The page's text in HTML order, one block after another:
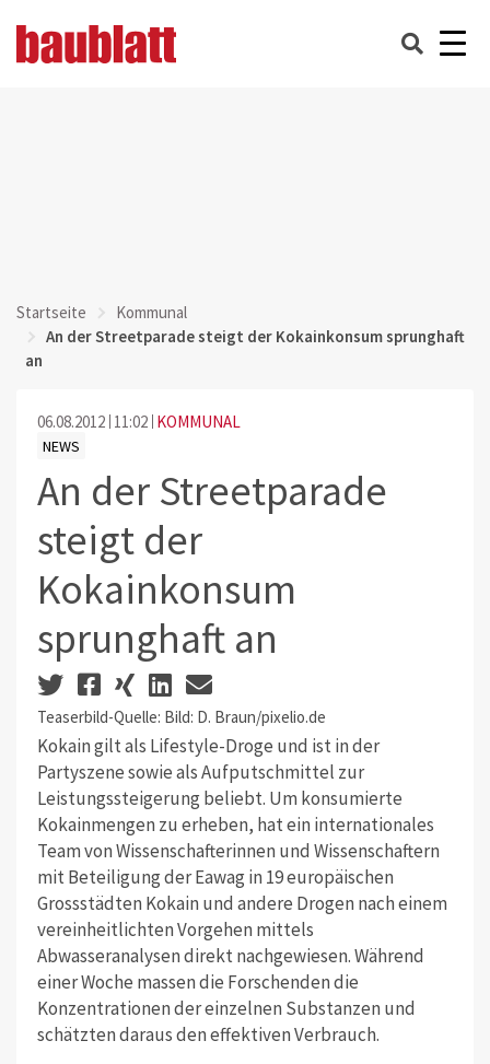
Startseite
Kommunal
An der Streetparade steigt der Kokainkonsum sprunghaft
an
06.08.2012 11:02 KOMMUNAL
NEWS
An der Streetparade
steigt der
Kokainkonsum
sprunghaft an
Teaserbild-Quelle: Bild: D. Braun/pixelio.de
Kokain gilt als Lifestyle-Droge und ist in der
Partyszene sowie als Aufputschmittel zur
Leistungssteigerung beliebt. Um konsumierte
Kokainmengen zu erheben, hat ein internationales
Team von Wissenschafterinnen und Wissenschaftern
mit Beteiligung der Eawag in 19 europäischen
Grossstädten Kokain und andere Drogen nach einem
vereinheitlichten Vorgehen mittels
Abwasseranalysen direkt nachgewiesen. Während
einer Woche massen die Forschenden die
Konzentrationen der einzelnen Substanzen und
schätzten daraus den effektiven Verbrauch.